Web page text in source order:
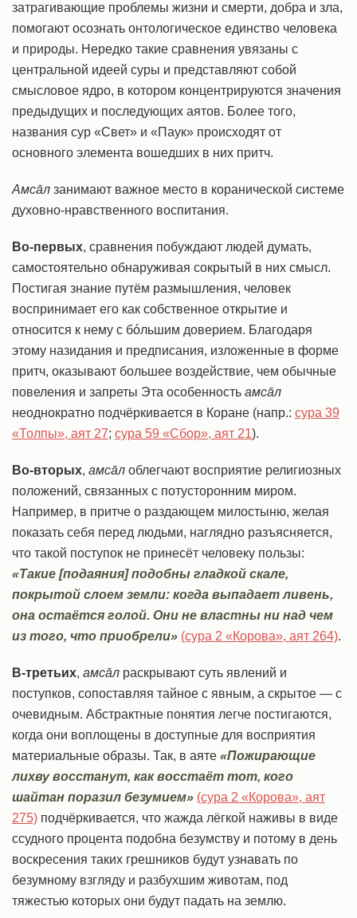
затрагивающие проблемы жизни и смерти, добра и зла,
помогают осознать онтологическое единство человека
и природы. Нередко такие сравнения увязаны с
центральной идеей суры и представляют собой
смысловое ядро, в котором концентрируются значения
предыдущих и последующих аятов. Более того,
названия сур «Свет» и «Паук» происходят от
основного элемента вошедших в них притч.
Амсāл занимают важное место в коранической системе
духовно-нравственного воспитания.
Во-первых, сравнения побуждают людей думать,
самостоятельно обнаруживая сокрытый в них смысл.
Постигая знание путём размышления, человек
воспринимает его как собственное открытие и
относится к нему с бóльшим доверием. Благодаря
этому назидания и предписания, изложенные в форме
притч, оказывают большее воздействие, чем обычные
повеления и запреты Эта особенность амсāл
неоднократно подчёркивается в Коране (напр.: сура 39
«Толпы», аят 27; сура 59 «Сбор», аят 21).
Во-вторых, амсāл облегчают восприятие религиозных
положений, связанных с потусторонним миром.
Например, в притче о раздающем милостыню, желая
показать себя перед людьми, наглядно разъясняется,
что такой поступок не принесёт человеку пользы:
«Такие [подаяния] подобны гладкой скале,
покрытой слоем земли: когда выпадает ливень,
она остаётся голой. Они не властны ни над чем
из того, что приобрели» (сура 2 «Корова», аят 264).
В-третьих, амсāл раскрывают суть явлений и
поступков, сопоставляя тайное с явным, а скрытое — с
очевидным. Абстрактные понятия легче постигаются,
когда они воплощены в доступные для восприятия
материальные образы. Так, в аяте «Пожирающие
лихву восстанут, как восстаёт тот, кого
шайтан поразил безумием» (сура 2 «Корова», аят
275) подчёркивается, что жажда лёгкой наживы в виде
ссудного процента подобна безумству и потому в день
воскресения таких грешников будут узнавать по
безумному взгляду и разбухшим животам, под
тяжестью которых они будут падать на землю.